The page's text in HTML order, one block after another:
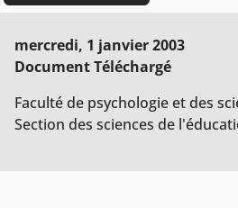
mercredi, 1 janvier 2003
Document Téléchargé
Faculté de psychologie et des
Section des sciences de